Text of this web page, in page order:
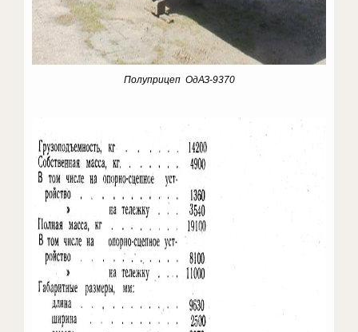
Полуприцеп ОдАЗ-9370